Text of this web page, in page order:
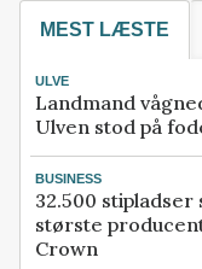
MEST LÆSTE
ULVE
Landmand
Ulven stod på
BUSINESS
32.500
største
Crown